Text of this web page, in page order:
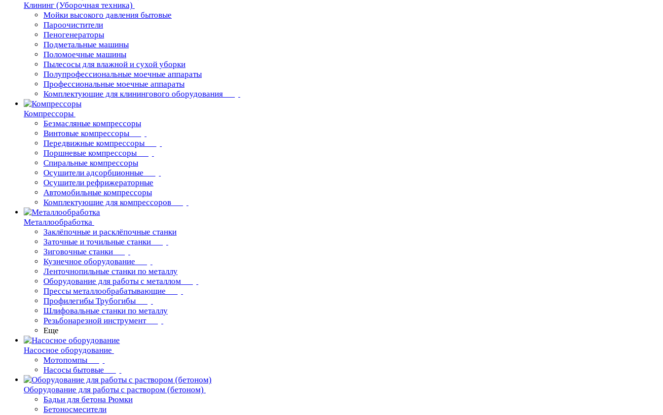
Клининг (Уборочная техника)
Мойки высокого давления бытовые
Пароочистители
Пеногенераторы
Подметальные машины
Поломоечные машины
Пылесосы для влажной и сухой уборки
Полупрофессиональные моечные аппараты
Профессиональные моечные аппараты
Комплектующие для клинингового оборудования
Компрессоры
Безмасляные компрессоры
Винтовые компрессоры
Передвижные компрессоры
Поршневые компрессоры
Спиральные компрессоры
Осушители адсорбционные
Осушители рефрижераторные
Автомобильные компрессоры
Комплектующие для компрессоров
Металлообработка
Заклёпочные и расклёпочные станки
Заточные и точильные станки
Зиговочные станки
Кузнечное оборудование
Ленточнопильные станки по металлу
Оборудование для работы с металлом
Прессы металлообрабатывающие
Профилегибы Трубогибы
Шлифовальные станки по металлу
Резьбонарезной инструмент
Еще
Насосное оборудование
Мотопомпы
Насосы бытовые
Оборудование для работы с раствором (бетоном)
Бадьи для бетона Рюмки
Бетоносмесители